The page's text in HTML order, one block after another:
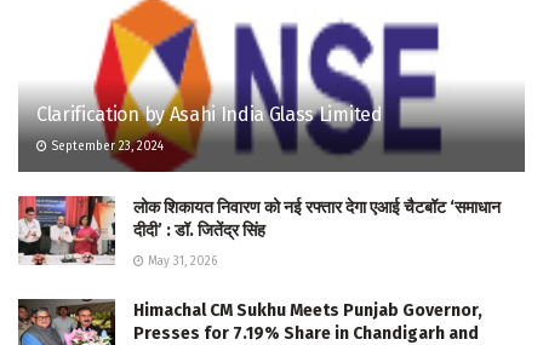
Clarification by Asahi India Glass Limited
September 23, 2024
लोक शिकायत निवारण को नई रफ्तार देगा एआई चैटबॉट ‘समाधान
दीदी’ : डॉ. जितेंद्र सिंह
May 31, 2026
Himachal CM Sukhu Meets Punjab Governor,
Presses for 7.19% Share in Chandigarh and